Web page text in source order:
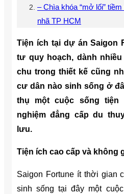
– Chìa khóa “mở lối”
nhã TP HCM
Tiện ích tại dự án Saigon
tư quy hoạch, dành
chu trong thiết kế cũng
cư dân nào sinh sống ở
thụ một cuộc sống tiện
nghiệm đẳng cấp du
lưu.
Tiện ích cao cấp và không
Saigon Fortune ít thời gian
sinh sống tại đây một